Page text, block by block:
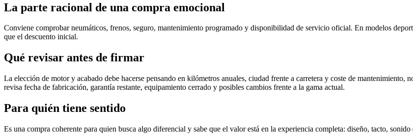
La parte racional de una compra emocional
Conviene comprobar neumáticos, frenos, seguro, mantenimiento programado y disponibilidad de servicio oficial. En modelos
que el descuento inicial.
Qué revisar antes de firmar
La elección de motor y acabado debe hacerse pensando en kilómetros anuales, ciudad frente a carretera y coste de
revisa fecha de fabricación, garantía restante, equipamiento cerrado y posibles cambios frente a la gama actual.
Para quién tiene sentido
Es una compra coherente para quien busca algo diferencial y sabe que el valor está en la experiencia completa: diseño, tacto,